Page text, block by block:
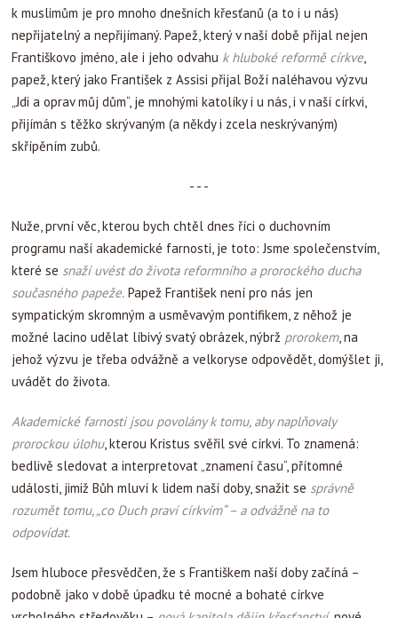
k muslimům je pro mnoho dnešních křesťanů (a to i u nás)
nepřijatelný a nepřijímaný. Papež, který v naší době přijal nejen
Františkovo jméno, ale i jeho odvahu k hluboké reformě církve,
papež, který jako František z Assisi přijal Boží naléhavou výzvu
„Jdi a oprav můj dům“, je mnohými katolíky i u nás, i v naší církvi,
přijímán s těžko skrývaným (a někdy i zcela neskrývaným)
skřípěním zubů.
- - -
Nuže, první věc, kterou bych chtěl dnes říci o duchovním
programu naší akademické farnosti, je toto: Jsme společenstvím,
které se snaží uvést do života reformního a prorockého ducha
současného papeže. Papež František není pro nás jen
sympatickým skromným a usměvavým pontifikem, z něhož je
možné lacino udělat líbivý svatý obrázek, nýbrž prorokem, na
jehož výzvu je třeba odvážně a velkoryse odpovědět, domýšlet ji,
uvádět do života.
Akademické farnosti jsou povolány k tomu, aby naplňovaly
prorockou úlohu, kterou Kristus svěřil své církvi. To znamená:
bedlivě sledovat a interpretovat „znamení času“, přítomné
události, jimiž Bůh mluví k lidem naší doby, snažit se správně
rozumět tomu, „co Duch praví církvím“ – a odvážně na to
odpovídat.
Jsem hluboce přesvědčen, že s Františkem naší doby začíná –
podobně jako v době úpadku té mocné a bohaté církve